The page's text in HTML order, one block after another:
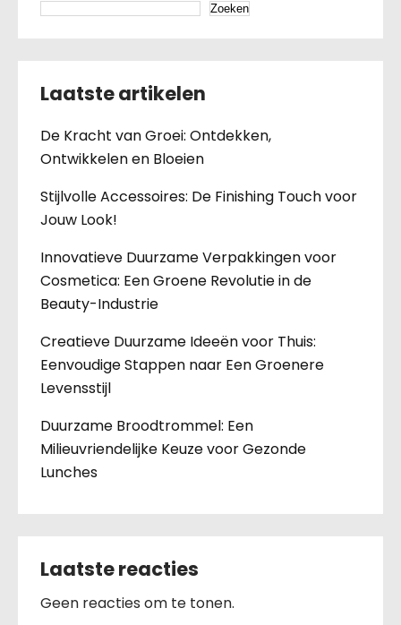
Zoeken
Laatste artikelen
De Kracht van Groei: Ontdekken,
Ontwikkelen en Bloeien
Stijlvolle Accessoires: De Finishing Touch voor
Jouw Look!
Innovatieve Duurzame Verpakkingen voor
Cosmetica: Een Groene Revolutie in de
Beauty-Industrie
Creatieve Duurzame Ideeën voor Thuis:
Eenvoudige Stappen naar Een Groenere
Levensstijl
Duurzame Broodtrommel: Een
Milieuvriendelijke Keuze voor Gezonde
Lunches
Laatste reacties
Geen reacties om te tonen.